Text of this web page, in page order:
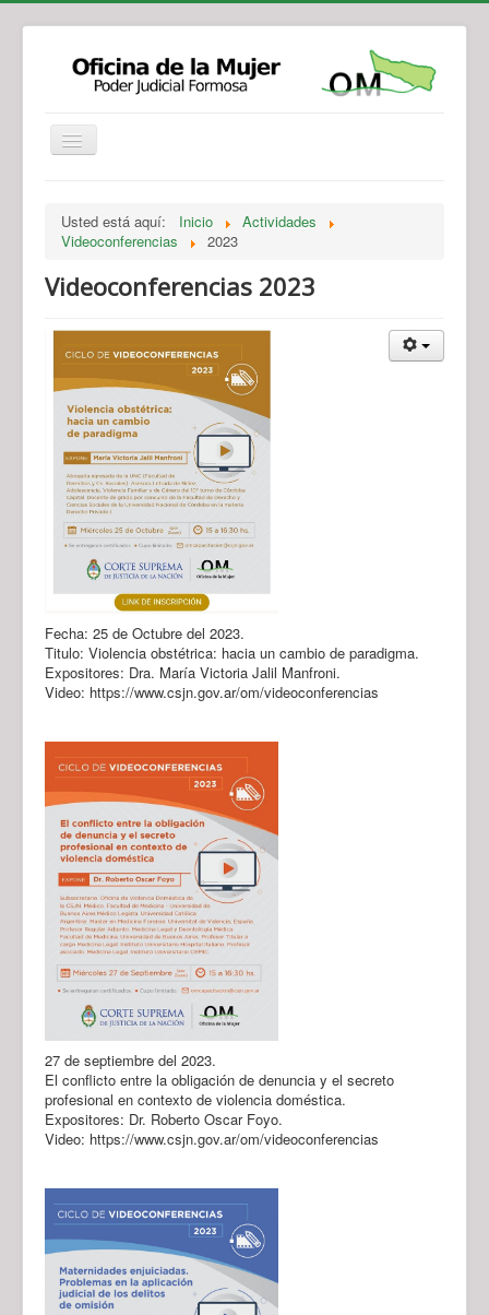
Legislación
Novedades
Usted está aquí: Inicio
Actividades
Videoconferencias
2023
Videoconferencias 2023
Fecha: 25 de Octubre del 2023.
Titulo: Violencia obstétrica: hacia un cambio de paradigma.
Expositores: Dra. María Victoria Jalil Manfroni.
Video: https://www.csjn.gov.ar/om/videoconferencias
27 de septiembre del 2023.
El conflicto entre la obligación de denuncia y el secreto
profesional en contexto de violencia doméstica.
Expositores: Dr. Roberto Oscar Foyo.
Video: https://www.csjn.gov.ar/om/videoconferencias